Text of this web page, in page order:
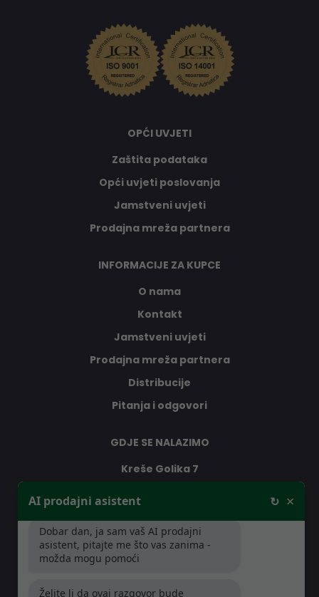
OPĆI UVJETI
Zaštita podataka
Opći uvjeti poslovanja
Jamstveni uvjeti
Prodajna mreža partnera
INFORMACIJE ZA KUPCE
O nama
Kontakt
Jamstveni uvjeti
Prodajna mreža partnera
Distribucije
Pitanja i odgovori
GDJE SE NALAZIMO
Kreše Golika 7
RADNO VRIJEME
AI prodajni asistent ↻ ×
Dobar dan, ja sam vaš AI prodajni
asistent, pitajte me što vas zanima -
možda mogu pomoći
Želite li da ovaj razgovor bude